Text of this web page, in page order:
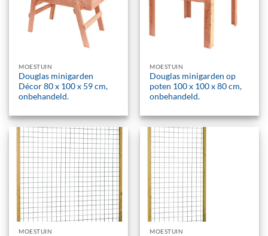
MOESTUIN
Douglas minigarden
Décor 80 x 100 x 59 cm,
onbehandeld.
MOESTUIN
Douglas minigarden op
poten 100 x 100 x 80 cm,
onbehandeld.
MOESTUIN MOESTUIN